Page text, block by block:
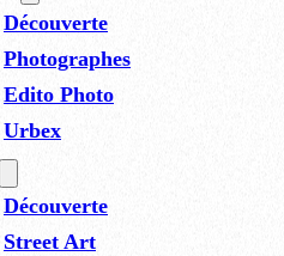
Découverte
Photographes
Edito Photo
Urbex
Découverte
Street Art